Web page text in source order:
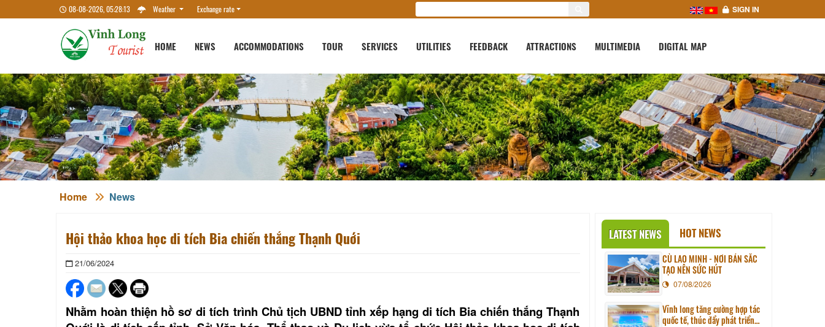
08-08-2026, 05:28:14 Weather Exchange rate SIGN IN
HOME NEWS ACCOMMODATIONS TOUR SERVICES UTILITIES FEEDBACK ATTRACTIONS MULTIMEDIA DIGITAL MAP
Home News
Hội thảo khoa học di tích Bia chiến thắng Thạnh Quới
21/06/2024
Nhằm hoàn thiện hồ sơ di tích trình Chủ tịch UBND tỉnh xếp hạng di tích Bia chiến thắng Thạnh
LATEST NEWS HOT NEWS
CÙ LAO MINH - NƠI BẢN SẮC
TẠO NÊN SỨC HÚT
07/08/2026
Vĩnh long tăng cường hợp tác
quốc tế, thúc đẩy phát triển